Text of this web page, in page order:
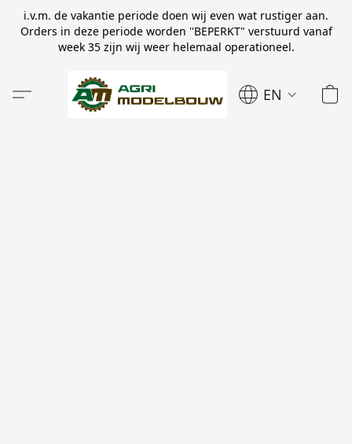
i.v.m. de vakantie periode doen wij even wat rustiger aan.
Orders in deze periode worden ''BEPERKT" verstuurd vanaf
week 35 zijn wij weer helemaal operationeel.
EN